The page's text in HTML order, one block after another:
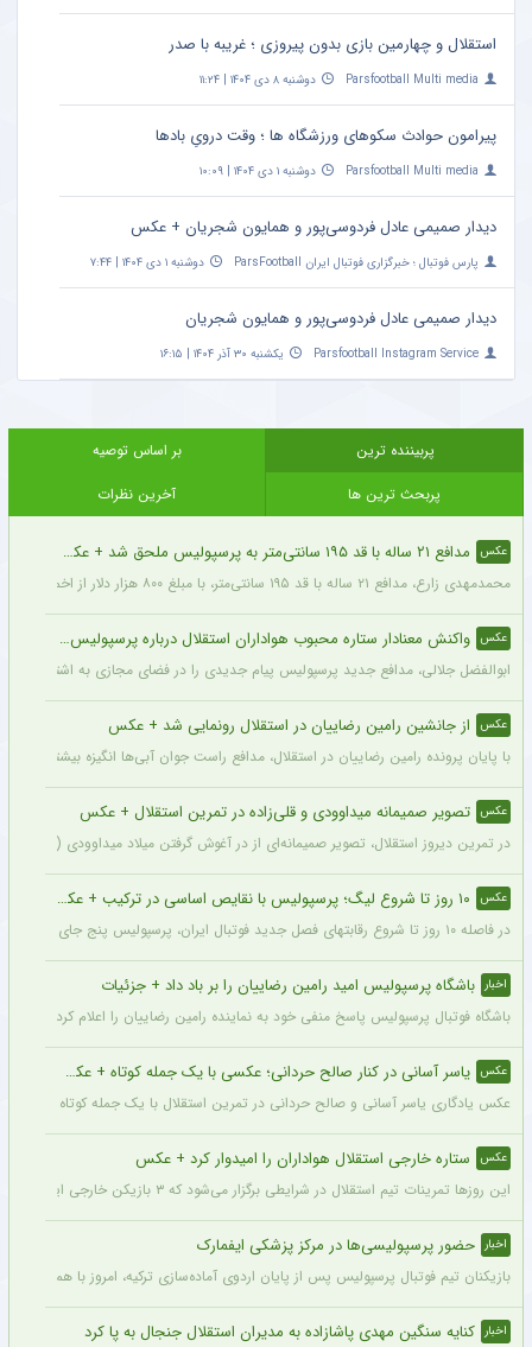
استقلال و چهارمین بازی بدون پیروزی ؛ غریبه با صدر
Parsfootball Multi media دوشنبه ۸ دی ۱۴۰۴ | ۱۱:۲۴
پیرامون حوادث سکوهای ورزشگاه ها ؛ وقت درویِ بادها
Parsfootball Multi media دوشنبه ۱ دی ۱۴۰۴ | ۱۰:۰۹
دیدار صمیمی عادل فردوسی‌پور و همایون شجریان + عکس
پارس فوتبال ؛ خبرگزاری فوتبال ایران ParsFootball دوشنبه ۱ دی ۱۴۰۴ | ۷:۴۴
دیدار صمیمی عادل فردوسی‌پور و همایون شجریان
Parsfootball Instagram Service یکشنبه ۳۰ آذر ۱۴۰۴ | ۱۶:۱۵
پربیننده ترین
بر اساس توصیه
پربحث ترین ها
آخرین نظرات
عکس مدافع ۲۱ ساله با قد ۱۹۵ سانتی‌متر به پرسپولیس ملحق شد + عکس
محمدمهدی زارع، مدافع ۲۱ ساله با قد ۱۹۵ سانتی‌متر، با مبلغ ۸۰۰ هزار دلار از اخمت گروژنی به پرسپولیس پیوست.
عکس واکنش معنادار ستاره محبوب هواداران استقلال درباره پرسپولیس + عکس
ابوالفضل جلالی، مدافع جدید پرسپولیس پیام جدیدی را در فضای مجازی به اشتراک
عکس از جانشین رامین رضاییان در استقلال رونمایی شد + عکس
با پایان پرونده رامین رضاییان در استقلال، مدافع راست جوان آبی‌ها انگیزه بیشتری
عکس تصویر صمیمانه میداوودی و قلی‌زاده در تمرین استقلال + عکس
در تمرین دیروز استقلال، تصویر صمیمانه‌ای از در آغوش گرفتن میلاد میداوودی (مربی
عکس ۱۰ روز تا شروع لیگ؛ پرسپولیس با نقایص اساسی در ترکیب + عکس
در فاصله ۱۰ روز تا شروع رقابتهای فصل جدید فوتبال ایران، پرسپولیس پنج جای خالی در فهرست بزرگسالان خود می‌بیند و البته نقایصی که در صورت عدم تکمیل تیم، میتواند آسیب بزرگی را در طول فصل به این تیم بزند. سرخپوشان در این پنجره نقل و انتقالات ۸ خرید را انجام دادند اما باتوجه به ضعف اسکواد فصل گذشته و همچنین کنار گذاشتن شش بازیکن، همچنان چند پست در تیم پرسپولیس خالی است.
اخبار باشگاه پرسپولیس امید رامین رضاییان را بر باد داد + جزئیات
باشگاه فوتبال پرسپولیس پاسخ منفی خود به نماینده رامین رضاییان را اعلام کرد.
عکس یاسر آسانی در کنار صالح حردانی؛ عکسی با یک جمله کوتاه + عکس
عکس یادگاری یاسر آسانی و صالح حردانی در تمرین استقلال با یک جمله کوتاه از سوی
عکس ستاره خارجی استقلال هواداران را امیدوار کرد + عکس
این روزها تمرینات تیم استقلال در شرایطی برگزار می‌شود که ۳ بازیکن خارجی این تیم با قدرت در کنار دیگر بازیکنان داخلی استقلال مشغول تمرین کردن هستند.
اخبار حضور پرسپولیسی‌ها در مرکز پزشکی ایفمارک
بازیکنان تیم فوتبال پرسپولیس پس از پایان اردوی آماده‌سازی ترکیه، امروز با
اخبار کنایه سنگین مهدی پاشازاده به مدیران استقلال جنجال به پا کرد